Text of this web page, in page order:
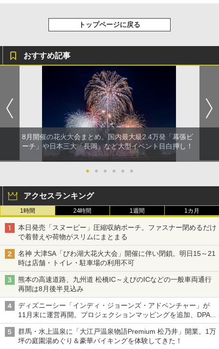
トップページに戻る
おすすめ記事
8月開催の花火大会まとめ。国内最大級2.4万発「幕張ビ
ーチ」や日本三大「長岡」など大型イベント目白押し！
● ● ● ● ● ●
アクセスランキング
1時間 24時間 1週間 1カ月
本日発売「スヌーピー」圧縮収納ポーチ。ファスナー閉めるだけ
で着替えや荷物がスリムにまとまる
名神 大津SA「びわ湖大花火大会」開催に伴い閉鎖。明日15～21
時は店舗・トイレ・駐車場の利用不可
熊本の高速道路、九州道 松橋IC～えびのICなどの一般車両通行
再開は8月後半見込み
ディズニーシー「インディ・ジョーンズ・アドベンチャー」が
11月末に運営再開。プロジェクションマッピングを追加、DPA
は1500円
群馬・水上温泉に「大江戸温泉物語Premium 松乃井」開業。1万
坪の庭園湯めぐり＆豪華バイキングを体験してきた！